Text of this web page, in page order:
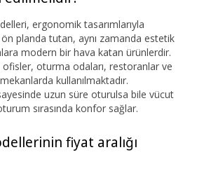
ergonomik tasarımlarıyla
ön planda tutan, aynı zamanda estetik
modern bir hava katan ürünlerdir.
oturma odaları, restoranlar ve
kullanılmaktadır.
uzun süre oturulsa bile vücut
sırasında konfor sağlar.
fiyat aralığı